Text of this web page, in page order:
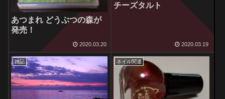
あつまれ どうぶつの森が
発売！
2020.03.20
チーズタルト
2020.03.19
雑記 ネイル関連